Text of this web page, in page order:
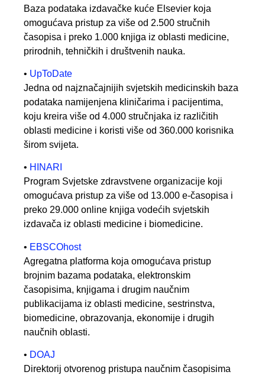
Baza podataka izdavačke kuće Elsevier koja
omogućava pristup za više od 2.500 stručnih
časopisa i preko 1.000 knjiga iz oblasti medicine,
prirodnih, tehničkih i društvenih nauka.
• UpToDate
Jedna od najznačajnijih svjetskih medicinskih baza
podataka namijenjena kliničarima i pacijentima,
koju kreira više od 4.000 stručnjaka iz različitih
oblasti medicine i koristi više od 360.000 korisnika
širom svijeta.
• HINARI
Program Svjetske zdravstvene organizacije koji
omogućava pristup za više od 13.000 e-časopisa i
preko 29.000 online knjiga vodećih svjetskih
izdavača iz oblasti medicine i biomedicine.
• EBSCOhost
Agregatna platforma koja omogućava pristup
brojnim bazama podataka, elektronskim
časopisima, knjigama i drugim naučnim
publikacijama iz oblasti medicine, sestrinstva,
biomedicine, obrazovanja, ekonomije i drugih
naučnih oblasti.
• DOAJ
Direktorij otvorenog pristupa naučnim časopisima